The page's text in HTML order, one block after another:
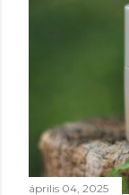
április 04, 2025